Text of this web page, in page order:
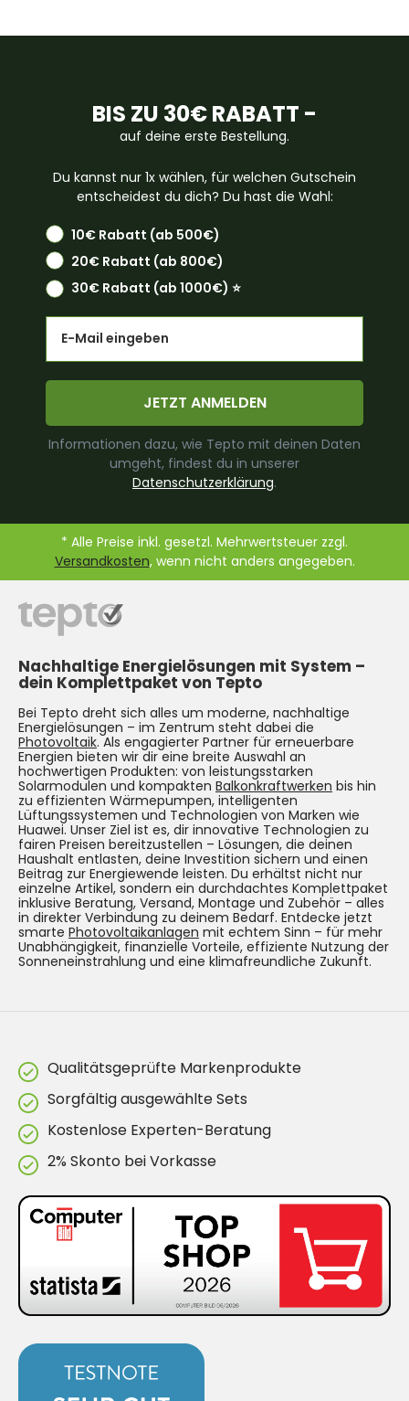
BIS ZU 30€ RABATT -
auf deine erste Bestellung.
Du kannst nur 1x wählen, für welchen Gutschein
entscheidest du dich? Du hast die Wahl:
10€ Rabatt (ab 500€)
20€ Rabatt (ab 800€)
30€ Rabatt (ab 1000€) ⭐️
JETZT ANMELDEN
Informationen dazu, wie Tepto mit deinen Daten
umgeht, findest du in unserer
Datenschutzerklärung.
* Alle Preise inkl. gesetzl. Mehrwertsteuer zzgl.
Versandkosten, wenn nicht anders angegeben.
Nachhaltige Energielösungen mit System –
dein Komplettpaket von Tepto
Bei Tepto dreht sich alles um moderne, nachhaltige
Energielösungen – im Zentrum steht dabei die
Photovoltaik. Als engagierter Partner für erneuerbare
Energien bieten wir dir eine breite Auswahl an
hochwertigen Produkten: von leistungsstarken
Solarmodulen und kompakten Balkonkraftwerken bis hin
zu effizienten Wärmepumpen, intelligenten
Lüftungssystemen und Technologien von Marken wie
Huawei. Unser Ziel ist es, dir innovative Technologien zu
fairen Preisen bereitzustellen – Lösungen, die deinen
Haushalt entlasten, deine Investition sichern und einen
Beitrag zur Energiewende leisten. Du erhältst nicht nur
einzelne Artikel, sondern ein durchdachtes Komplettpaket
inklusive Beratung, Versand, Montage und Zubehör – alles
in direkter Verbindung zu deinem Bedarf. Entdecke jetzt
smarte Photovoltaikanlagen mit echtem Sinn – für mehr
Unabhängigkeit, finanzielle Vorteile, effiziente Nutzung der
Sonneneinstrahlung und eine klimafreundliche Zukunft.
Qualitätsgeprüfte Markenprodukte
Sorgfältig ausgewählte Sets
Kostenlose Experten-Beratung
2% Skonto bei Vorkasse